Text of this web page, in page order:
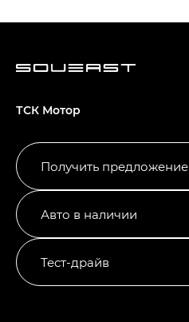
Получить предложение
Авто в наличии
Тест-драйв
ТСК Мотор